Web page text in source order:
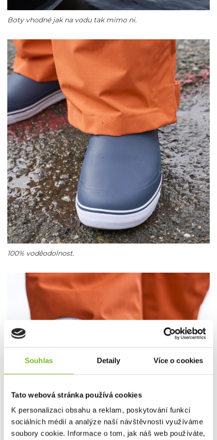
Souhlas Detaily Více o cookies
Tato webová stránka používá cookies
K personalizaci obsahu a reklam, poskytování funkcí
sociálních médií a analýze naší návštěvnosti využíváme
soubory cookie. Informace o tom, jak náš web používáte,
Boty vhodné jak na vodu tak mimo ni.
100% voděodolnost.